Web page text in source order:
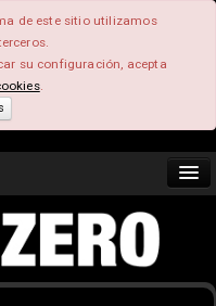
de este sitio utilizamos
su configuración, acepta
.